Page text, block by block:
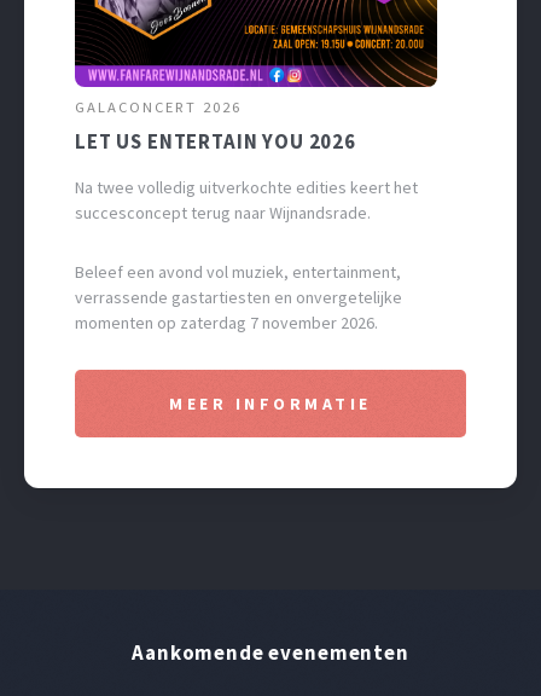
GALACONCERT 2026
LET US ENTERTAIN YOU 2026
Na twee volledig uitverkochte edities keert het
succesconcept terug naar Wijnandsrade.
Beleef een avond vol muziek, entertainment,
verrassende gastartiesten en onvergetelijke
momenten op zaterdag 7 november 2026.
MEER INFORMATIE
Aankomende evenementen